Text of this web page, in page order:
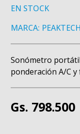
EN STOCK
MARCA: PEAKTECH
Sonómetro
ponderación A/C
Gs. 798.500